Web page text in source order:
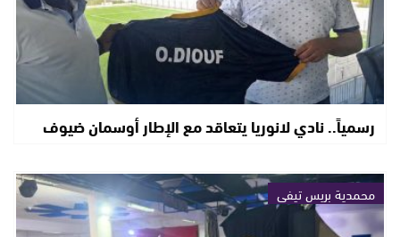
رسمياً.. نادي لانوريا يتعاقد مع الإطار أوسمان ضيوف
محمدية بريس تيفي